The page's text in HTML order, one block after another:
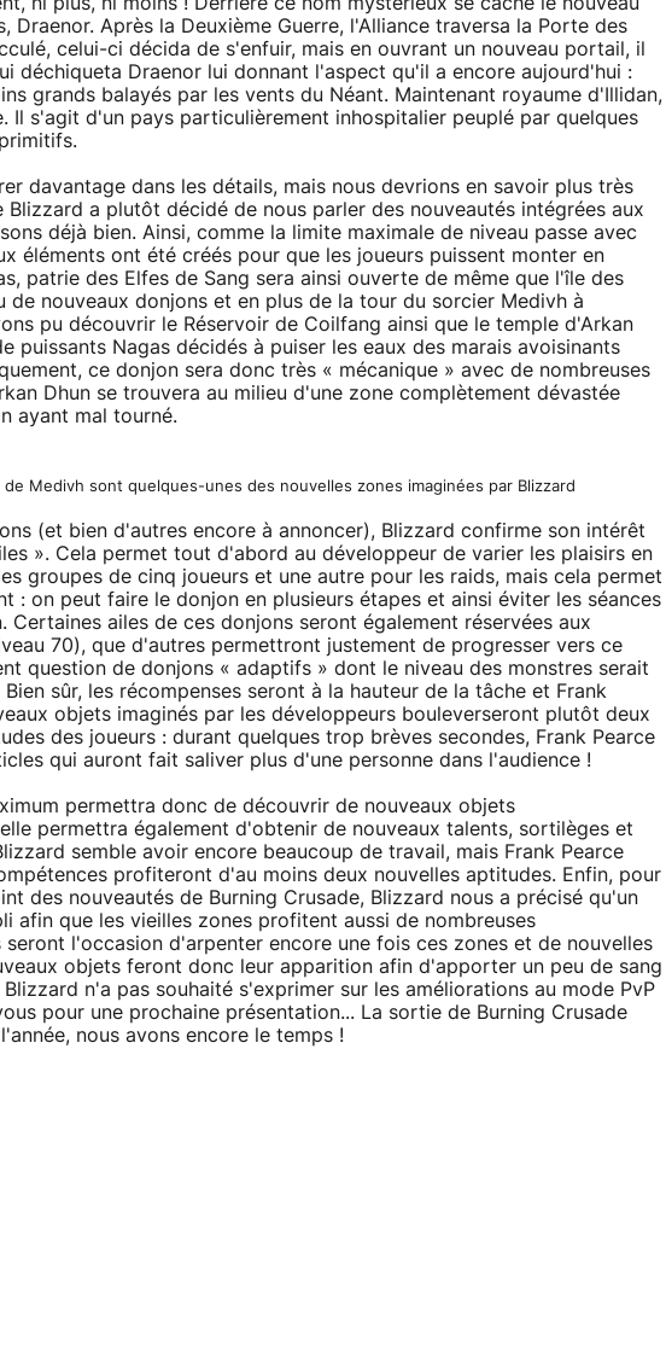
Draenor. Après la Deuxième Guerre, l'Alliance traversa la Porte des
celui-ci décida de s'enfuir, mais en ouvrant un nouveau portail, il
déchiqueta Draenor lui donnant l'aspect qu'il a encore aujourd'hui :
grands balayés par les vents du Néant. Maintenant royaume d'Illidan,
Il s'agit d'un pays particulièrement inhospitalier peuplé par quelques
davantage dans les détails, mais nous devrions en savoir plus très
Blizzard a plutôt décidé de nous parler des nouveautés intégrées aux
déjà bien. Ainsi, comme la limite maximale de niveau passe avec
éléments ont été créés pour que les joueurs puissent monter en
patrie des Elfes de Sang sera ainsi ouverte de même que l'île des
de nouveaux donjons et en plus de la tour du sorcier Medivh à
pu découvrir le Réservoir de Coilfang ainsi que le temple d'Arkan
puissants Nagas décidés à puiser les eaux des marais avoisinants
ce donjon sera donc très « mécanique » avec de nombreuses
Dhun se trouvera au milieu d'une zone complètement dévastée
ayant mal tourné.
Medivh sont quelques-unes des nouvelles zones imaginées par Blizzard
(et bien d'autres encore à annoncer), Blizzard confirme son intérêt
». Cela permet tout d'abord au développeur de varier les plaisirs en
groupes de cinq joueurs et une autre pour les raids, mais cela permet
: on peut faire le donjon en plusieurs étapes et ainsi éviter les séances
Certaines ailes de ces donjons seront également réservées aux
70), que d'autres permettront justement de progresser vers ce
question de donjons « adaptifs » dont le niveau des monstres serait
sûr, les récompenses seront à la hauteur de la tâche et Frank
objets imaginés par les développeurs bouleverseront plutôt deux
des joueurs : durant quelques trop brèves secondes, Frank Pearce
qui auront fait saliver plus d'une personne dans l'audience !
permettra donc de découvrir de nouveaux objets
permettra également d'obtenir de nouveaux talents, sortilèges et
semble avoir encore beaucoup de travail, mais Frank Pearce
profiteront d'au moins deux nouvelles aptitudes. Enfin, pour
des nouveautés de Burning Crusade, Blizzard nous a précisé qu'un
afin que les vieilles zones profitent aussi de nombreuses
seront l'occasion d'arpenter encore une fois ces zones et de nouvelles
objets feront donc leur apparition afin d'apporter un peu de sang
n'a pas souhaité s'exprimer sur les améliorations au mode PvP
pour une prochaine présentation... La sortie de Burning Crusade
nous avons encore le temps !